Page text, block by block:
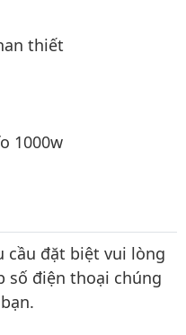
thiết
1000w
cầu đặt biệt vui lòng
số điện thoại chúng